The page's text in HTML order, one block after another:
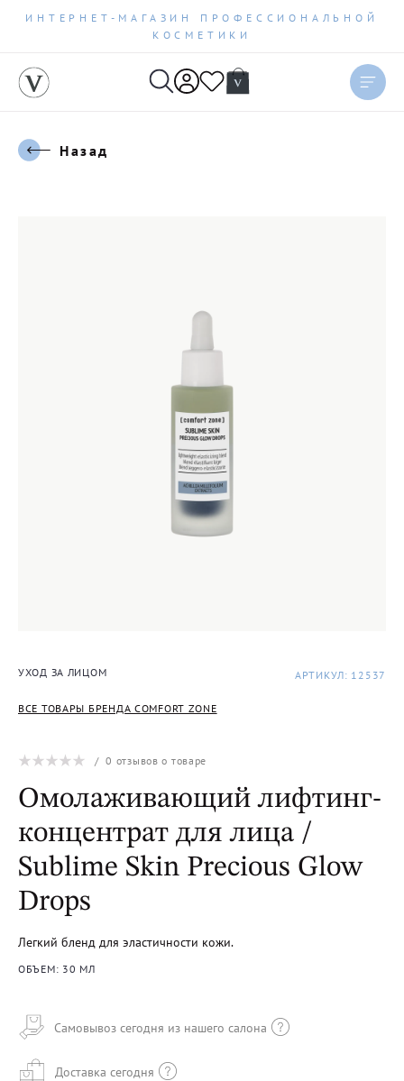
ИНТЕРНЕТ-МАГАЗИН ПРОФЕССИОНАЛЬНОЙ
КОСМЕТИКИ
Назад
УХОД ЗА ЛИЦОМ
ВСЕ ТОВАРЫ БРЕНДА COMFORT ZONE
АРТИКУЛ: 12537
/0 отзывов о товаре
Омолаживающий лифтинг-
концентрат для лица /
Sublime Skin Precious Glow
Drops
Легкий бленд для эластичности кожи.
ОБЪЕМ: 30 МЛ
Самовывоз сегодня из нашего салона
Доставка сегодня